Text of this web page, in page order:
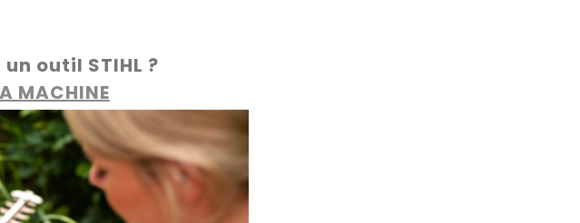
outil STIHL ?
MACHINE